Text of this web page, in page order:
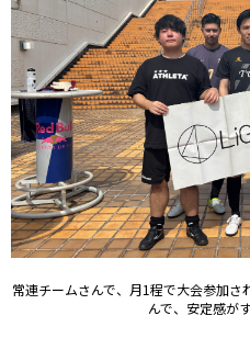
常連チームさんで、月1程で大会参加
んで、安定感が